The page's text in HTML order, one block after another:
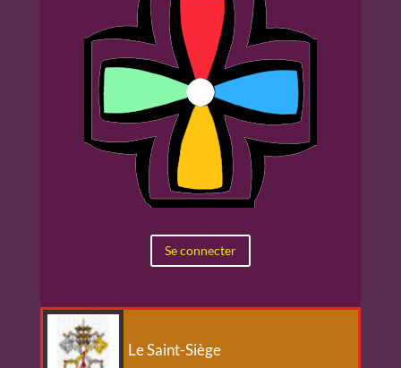
Se connecter
Le Saint-Siège